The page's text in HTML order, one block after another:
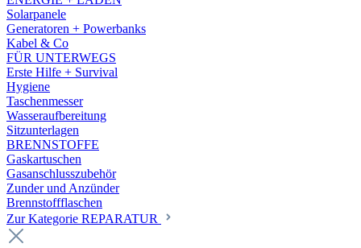
Solarpanele
Generatoren + Powerbanks
Kabel & Co
FÜR UNTERWEGS
Erste Hilfe + Survival
Hygiene
Taschenmesser
Wasseraufbereitung
Sitzunterlagen
BRENNSTOFFE
Gaskartuschen
Gasanschlusszubehör
Zunder und Anzünder
Brennstoffflaschen
Zur Kategorie REPARATUR